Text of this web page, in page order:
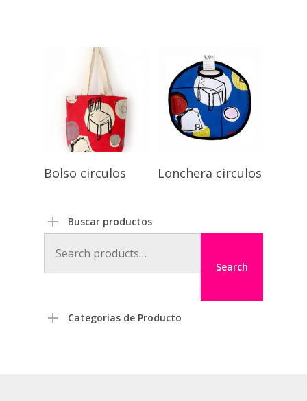
Bolso circulos Lonchera circulos
Buscar productos
for:
Search
Categorías de Producto